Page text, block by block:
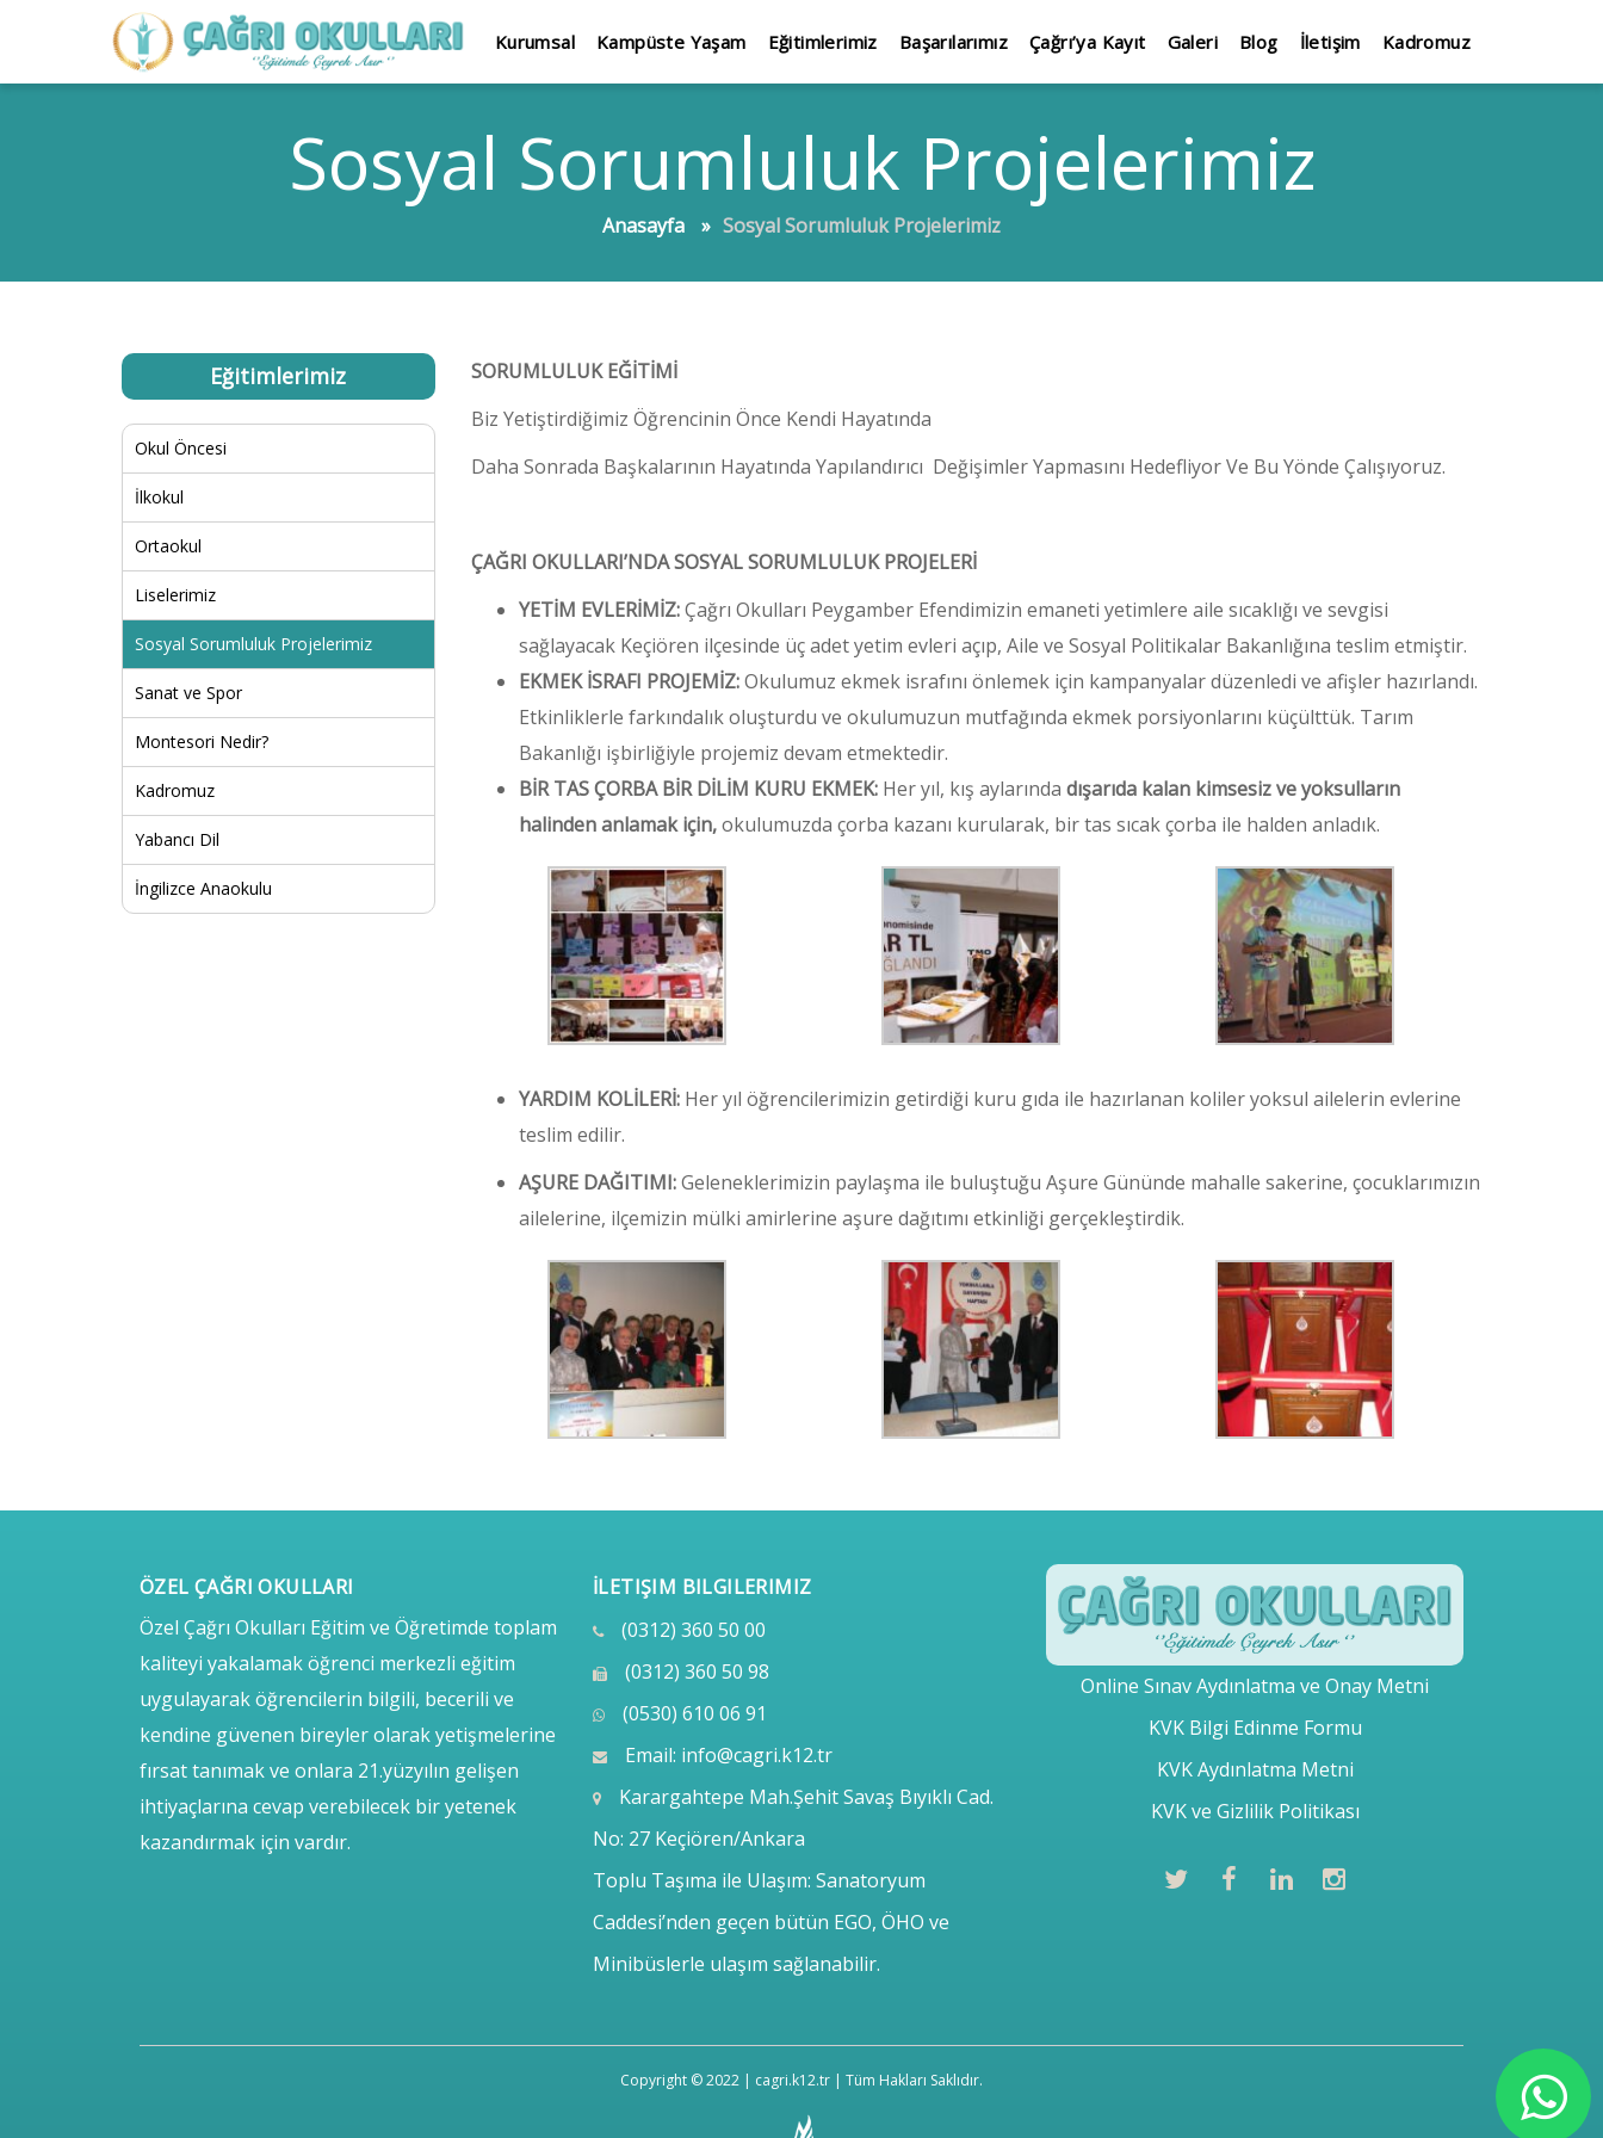
Kurumsal Kampüste Yaşam Eğitimlerimiz Başarılarımız Çağrı’ya Kayıt Galeri Blog İletişim Kadromuz
Sosyal Sorumluluk Projelerimiz
Anasayfa Sosyal Sorumluluk Projelerimiz
Eğitimlerimiz
Okul Öncesi
İlkokul
Ortaokul
Liselerimiz
Sosyal Sorumluluk Projelerimiz
Sanat ve Spor
Montesori Nedir?
Kadromuz
Yabancı Dil
İngilizce Anaokulu
SORUMLULUK EĞİTİMİ
Biz Yetiştirdiğimiz Öğrencinin Önce Kendi Hayatında
Daha Sonrada Başkalarının Hayatında Yapılandırıcı Değişimler Yapmasını Hedefliyor Ve Bu Yönde Çalışıyoruz.
ÇAĞRI OKULLARI’NDA SOSYAL SORUMLULUK PROJELERİ
YETİM EVLERİMİZ:Çağrı Okulları Peygamber Efendimizin emaneti yetimlere aile sıcaklığı ve sevgisi
sağlayacak Keçiören ilçesinde üç adet yetim evleri açıp, Aile ve Sosyal Politikalar Bakanlığına teslim etmiştir.
EKMEK İSRAFI PROJEMİZ:Okulumuz ekmek israfını önlemek için kampanyalar düzenledi ve afişler hazırlandı.
Etkinliklerle farkındalık oluşturdu ve okulumuzun mutfağında ekmek porsiyonlarını küçülttük. Tarım
Bakanlığı işbirliğiyle projemiz devam etmektedir.
BİR TAS ÇORBA BİR DİLİM KURU EKMEK: Her yıl, kış aylarında dışarıda kalan kimsesiz ve yoksulların
halinden anlamak için,okulumuzda çorba kazanı kurularak, bir tas sıcak çorba ile halden anladık.
YARDIM KOLİLERİ: Her yıl öğrencilerimizin getirdiği kuru gıda ile hazırlanan koliler yoksul ailelerin evlerine
teslim edilir.
AŞURE DAĞITIMI:Geleneklerimizin paylaşma ile buluştuğu Aşure Gününde mahalle sakerine, çocuklarımızın
ailelerine, ilçemizin mülki amirlerine aşure dağıtımı etkinliği gerçekleştirdik.
ÖZEL ÇAĞRI OKULLARI
Özel Çağrı Okulları Eğitim ve Öğretimde toplam
kaliteyi yakalamak öğrenci merkezli eğitim
uygulayarak öğrencilerin bilgili, becerili ve
kendine güvenen bireyler olarak yetişmelerine
fırsat tanımak ve onlara 21.yüzyılın gelişen
ihtiyaçlarına cevap verebilecek bir yetenek
kazandırmak için vardır.
İLETIŞIM BILGILERIMIZ
(0312) 360 50 00
(0312) 360 50 98
(0530) 610 06 91
Email: info@cagri.k12.tr
Karargahtepe Mah.Şehit Savaş Bıyıklı Cad.
No: 27 Keçiören/Ankara
Toplu Taşıma ile Ulaşım: Sanatoryum
Caddesi’nden geçen bütün EGO, ÖHO ve
Minibüslerle ulaşım sağlanabilir.
Online Sınav Aydınlatma ve Onay Metni
KVK Bilgi Edinme Formu
KVK Aydınlatma Metni
KVK ve Gizlilik Politikası
Copyright © 2022 | cagri.k12.tr | Tüm Hakları Saklıdır.